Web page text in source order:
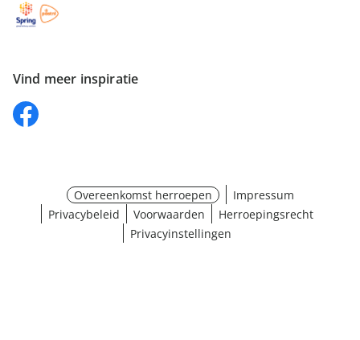
Vind meer inspiratie
Overeenkomst herroepen
Impressum
Privacybeleid
Voorwaarden
Herroepingsrecht
Privacyinstellingen